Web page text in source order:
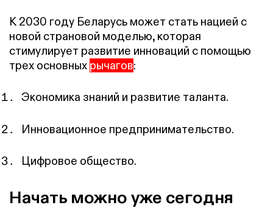
К 2030 году Беларусь может стать нацией с
новой страновой моделью, которая
стимулирует развитие инноваций с помощью
трех основных рычагов:
Экономика знаний и развитие таланта.
Инновационное предпринимательство.
Цифровое общество.
Начать можно уже сегодня